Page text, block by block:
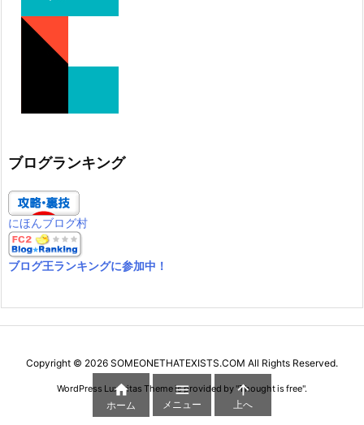
ブログランキング
にほんブログ村
ブログ王ランキングに参加中！
Copyright © 2026 SOMEONETHATEXISTS.COM All Rights Reserved.
WordPress Luxeritas Theme is provided by "Thought is free".

ホーム

メニュー

上へ